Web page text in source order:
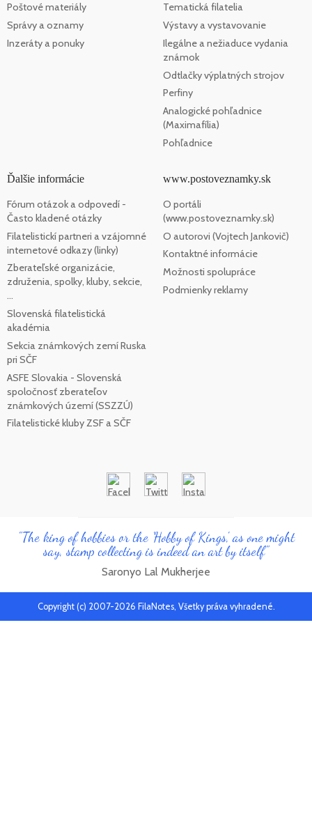
Poštové materiály
Správy a oznamy
Inzeráty a ponuky
Tematická filatelia
Výstavy a vystavovanie
Ilegálne a nežiaduce vydania
známok
Odtlačky výplatných strojov
Perfiny
Analogické pohľadnice
(Maximafília)
Pohľadnice
Ďalšie informácie
Fórum otázok a odpovedí -
Často kladené otázky
Filatelistickí partneri a vzájomné
internetové odkazy (linky)
Zberateľské organizácie,
združenia, spolky, kluby, sekcie,
...
Slovenská filatelistická
akadémia
Sekcia známkových zemí Ruska
pri SČF
ASFE Slovakia - Slovenská
spoločnosť zberateľov
známkových území (SSZZÚ)
Filatelistické kluby ZSF a SČF
www.postoveznamky.sk
O portáli
(www.postoveznamky.sk)
O autorovi (Vojtech Jankovič)
Kontaktné informácie
Možnosti spolupráce
Podmienky reklamy
"The king of hobbies or the 'Hobby of Kings', as one might
say, stamp collecting is indeed an art by itself"
Saronyo Lal Mukherjee
Copyright (c) 2007-2026 FilaNotes, Všetky práva vyhradené.